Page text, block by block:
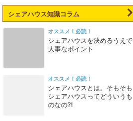
シェアハウス知識コラム
オススメ！必読！
シェアハウスを決めるうえで
大事なポイント
オススメ！必読！
シェアハウスとは。そもそも
シェアハウスってどういうも
のなの?!